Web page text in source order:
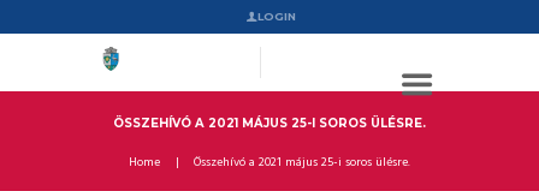
LOGIN
ÖSSZEHÍVÓ A 2021 MÁJUS 25-I SOROS ÜLÉSRE.
Home Összehívó a 2021 május 25-i soros ülésre.